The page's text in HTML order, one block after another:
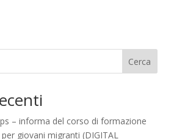
Cerca
– informa del corso di formazione
giovani migranti (DIGITAL